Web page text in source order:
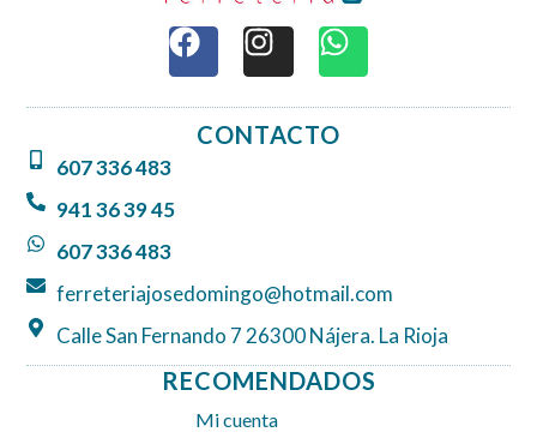
F
a
c
e
b
I
n
s
t
a
W
h
a
t
CONTACTO
607 336 483
941 36 39 45
607 336 483
ferreteriajosedomingo@hotmail.com
Calle San Fernando 7 26300 Nájera. La Rioja
RECOMENDADOS
Mi cuenta